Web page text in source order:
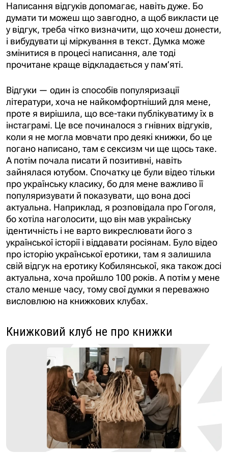
Написання відгуків допомагає, навіть дуже. Бо
думати ти можеш що завгодно, а щоб викласти це
у відгук, треба чітко визначити, що хочеш донести,
і вибудувати ці міркування в текст. Думка може
змінитися в процесі написання, але тоді
прочитане краще відкладається у пам’яті.
Відгуки — один із способів популяризації
літератури, хоча не найкомфортніший для мене,
проте я вирішила, що все-таки публікуватиму їх в
інстаграмі. Це все починалося з гнівних відгуків,
коли я не могла мовчати про деякі книжки, бо це
погано написано, там є сексизм чи ще щось таке.
А потім почала писати й позитивні, навіть
зайнялася ютубом. Спочатку це були відео тільки
про українську класику, бо для мене важливо її
популяризувати й показувати, що вона досі
актуальна. Наприклад, я розповідала про Гоголя,
бо хотіла наголосити, що він мав українську
ідентичність і не варто викреслювати його з
української історії і віддавати росіянам. Було відео
про історію української еротики, там я залишила
свій відгук на еротику Кобилянської, яка також досі
актуальна, хоча пройшло 100 років. А потім у мене
стало менше часу, тому свої думки я переважно
висловлюю на книжкових клубах.
Книжковий клуб не про книжки